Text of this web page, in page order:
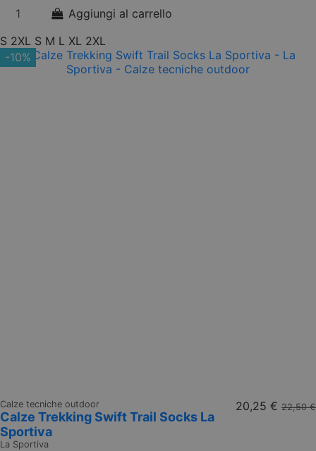
Aggiungi al carrello
S 2XL S M L XL 2XL
-10%
Calze tecniche outdoor
Calze Trekking Swift Trail Socks La
Sportiva
La Sportiva
20,25 € 22,50 €